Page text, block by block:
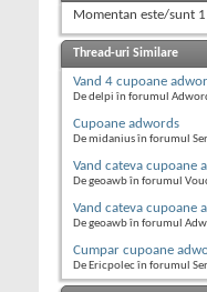
Momentan este/sunt
Thread-uri Similare
Vand 4 cupoane
De delpi în forumul
Cupoane adwords
De midanius în forumul
Vand cateva cupoane
De geoawb în forumul
Vand cateva cupoane
De geoawb în forumul
Cumpar cupoane
De Ericpolec în forumul